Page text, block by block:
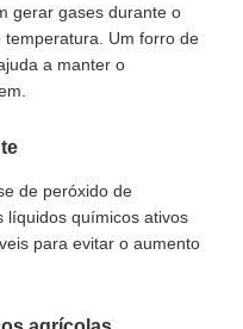
gerar gases durante o
Um forro de
a manter o
de peróxido de
líquidos químicos ativos
​​para evitar o aumento